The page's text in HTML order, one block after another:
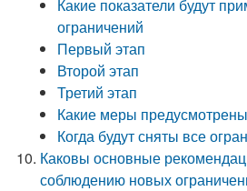
Какие показатели будут
ограничений
Первый этап
Второй этап
Третий этап
Какие меры
Когда будут сняты все
Каковы основные
соблюдению новых